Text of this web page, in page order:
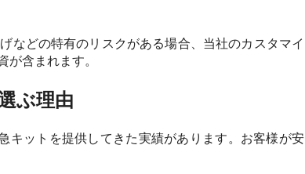
などの特有のリスクがある場合、当社のカスタマイ
含まれます。
ぶ理由
キットを提供してきた実績があります。お客様が安